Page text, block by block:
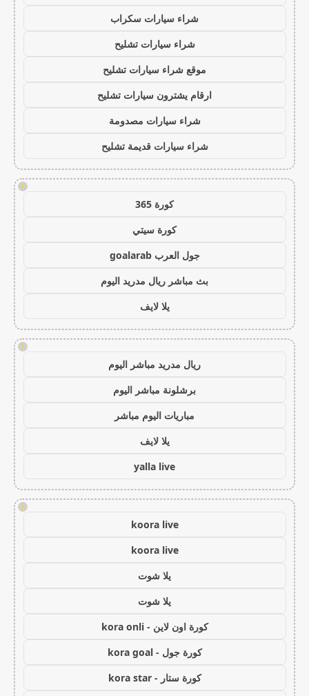
شراء سيارات سكراب
شراء سيارات تشليح
موقع شراء سيارات تشليح
ارقام يشترون سيارات تشليح
شراء سيارات مصدومة
شراء سيارات قديمة تشليح
!
كورة 365
كورة سيتي
جول العرب goalarab
بث مباشر ريال مدريد اليوم
يلا لايف
!
ريال مدريد مباشر اليوم
برشلونة مباشر اليوم
مباريات اليوم مباشر
يلا لايف
yalla live
!
koora live
koora live
يلا شوت
يلا شوت
كورة اون لاين - kora onli
كورة جول - kora goal
كورة ستار - kora star